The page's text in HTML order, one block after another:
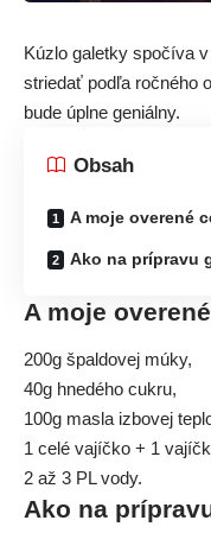
Kúzlo galetky spočíva
striedať podľa ročného
bude úplne geniálny.
Obsah
A moje overené
Ako na prípravu
A moje
200g špaldovej múky,
40g hnedého cukru,
100g masla izbovej
1 celé vajíčko + 1
2 až 3 PL vody.
Ako na